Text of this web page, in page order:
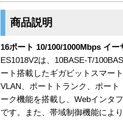
商品説明
16ポート 10/100/1000Mbps イ
ES1018V2は、10BASE-T/
ート搭載したギガビットスマー
VLAN、ポートトランク、ポー
ーク機能を搭載し、Webインタ
です。また、帯域制御機能によ